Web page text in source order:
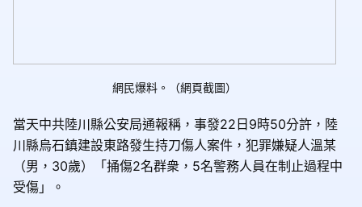
網民爆料。（網頁截圖）
當天中共陸川縣公安局通報稱，事發22日9時50分許，陸
川縣烏石鎮建設東路發生持刀傷人案件，犯罪嫌疑人溫某
（男，30歲）「捅傷2名群衆，5名警務人員在制止過程中
受傷」。